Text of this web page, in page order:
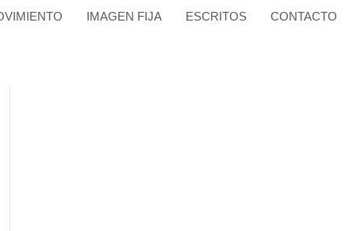
IMAGEN FIJA ESCRITOS CONTACTO